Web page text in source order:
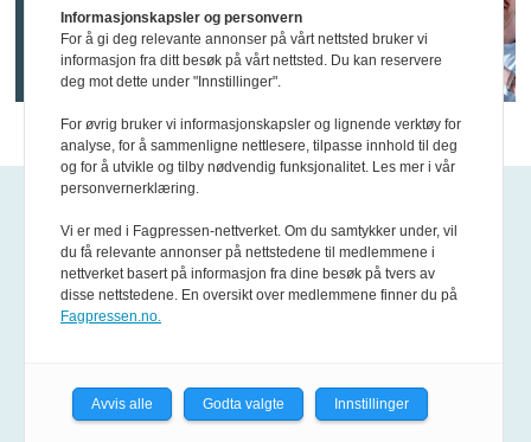
Kontakt oss
Epost:tips@fofo.no
Ansvarlig redaktør:
Informasjonskapsler og personvern
For å gi deg relevante annonser på vårt nettsted bruker vi
informasjon fra ditt besøk på vårt nettsted. Du kan reservere
deg mot dette under "Innstillinger".
For øvrig bruker vi informasjonskapsler og lignende verktøy for
analyse, for å sammenligne nettlesere, tilpasse innhold til deg
og for å utvikle og tilby nødvendig funksjonalitet. Les mer i vår
personvernerklæring.
Vi er med i Fagpressen-nettverket. Om du samtykker under, vil
du få relevante annonser på nettstedene til medlemmene i
nettverket basert på informasjon fra dine besøk på tvers av
disse nettstedene. En oversikt over medlemmene finner du på
Fagpressen.no.
Avvis alle Godta valgte Innstillinger